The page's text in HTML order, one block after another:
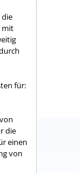
die
mit
für:
die
einen
von